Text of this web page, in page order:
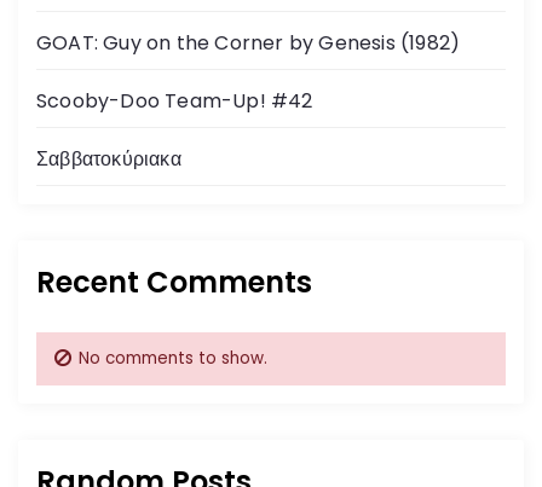
GOAT: Guy on the Corner by Genesis (1982)
Scooby-Doo Team-Up! #42
Σαββατοκύριακα
Recent Comments
No comments to show.